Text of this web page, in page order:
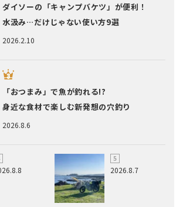
2026.2.10
ダイソーの「キャンプバケツ」が便利！
水汲み…だけじゃない使い方9選
2026.8.6
「おつまみ」で魚が釣れる!?
身近な食材で楽しむ新発想の穴釣り
2026.8.7